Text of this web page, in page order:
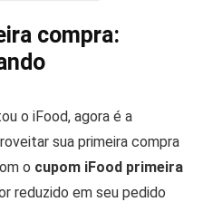
compra:
o iFood, agora é a
sua primeira compra
o cupom iFood primeira
reduzido em seu pedido